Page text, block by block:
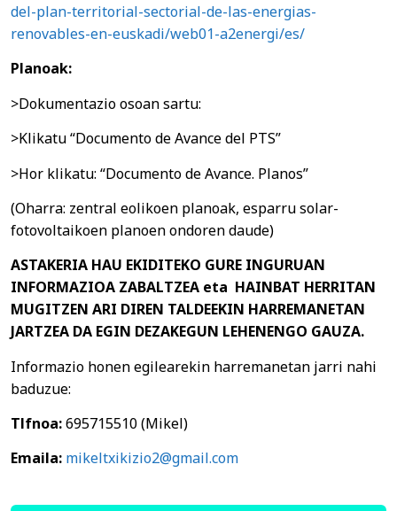
del-plan-territorial-sectorial-de-las-energias-
renovables-en-euskadi/web01-a2energi/es/
Planoak:
>Dokumentazio osoan sartu:
>Klikatu “Documento de Avance del PTS”
>Hor klikatu: “Documento de Avance. Planos”
(Oharra: zentral eolikoen planoak, esparru solar-
fotovoltaikoen planoen ondoren daude)
ASTAKERIA HAU EKIDITEKO GURE INGURUAN
INFORMAZIOA ZABALTZEA eta HAINBAT HERRITAN
MUGITZEN ARI DIREN TALDEEKIN HARREMANETAN
JARTZEA DA EGIN DEZAKEGUN LEHENENGO GAUZA.
Informazio honen egilearekin harremanetan jarri nahi
baduzue:
Tlfnoa:695715510 (Mikel)
Emaila: mikeltxikizio2@gmail.com